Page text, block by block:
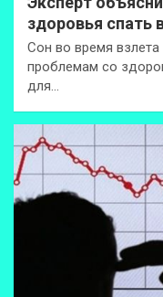
здоровья спать
Сон во время
проблемам со
для…